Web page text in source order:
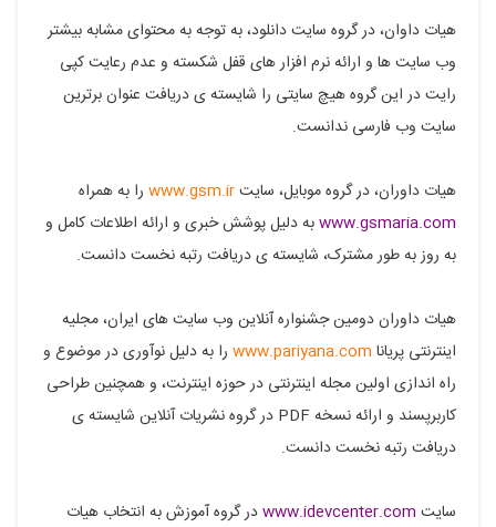
فیسبوکگوگل
پلاس
تلگرام
توییتر لینکدین
هیات داوان، در گروه سایت دانلود، به توجه به محتوای مشابه بیشتر
وب سایت ها و ارائه نرم افزار های قفل شکسته و عدم رعایت کپی
رایت در این گروه هیچ سایتی را شایسته ی دریافت عنوان برترین
سایت وب فارسی ندانست.
هیات داوران، در گروه موبایل، سایتwww.gsm.ir را به همراه
www.gsmaria.comبه دلیل پوشش خبری و ارائه اطلاعات کامل و
به روز به طور مشترک، شایسته ی دریافت رتبه نخست دانست.
هیات داوران دومین جشنواره آنلاین وب سایت های ایران، مجلیه
اینترنتی پریانا www.pariyana.com را به دلیل نوآوری در موضوع و
راه اندازی اولین مجله اینترنتی در حوزه اینترنت، و همچنین طراحی
کاربرپسند و ارائه نسخه PDF در گروه نشریات آنلاین شایسته ی
دریافت رتبه نخست دانست.
سایت www.idevcenter.comدر گروه آموزش به انتخاب هیات